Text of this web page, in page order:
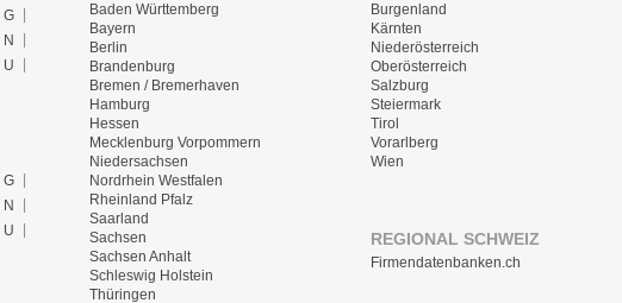
G
N
U
G
N
U
Baden Württemberg
Bayern
Berlin
Brandenburg
Bremen / Bremerhaven
Hamburg
Hessen
Mecklenburg Vorpommern
Niedersachsen
Nordrhein Westfalen
Rheinland Pfalz
Saarland
Sachsen
Sachsen Anhalt
Schleswig Holstein
Thüringen
Burgenland
Kärnten
Niederösterreich
Oberösterreich
Salzburg
Steiermark
Tirol
Vorarlberg
Wien
REGIONAL SCHWEIZ
Firmendatenbanken.ch